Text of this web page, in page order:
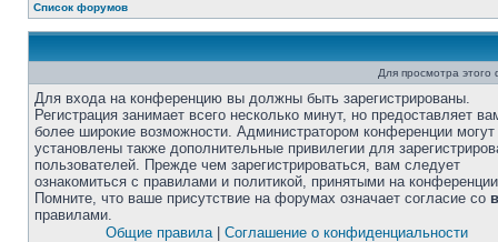
Список форумов
Для просмотра
Для входа на конференцию вы должны быть зарегистрированы.
Регистрация занимает всего несколько минут, но предоставляет
более широкие возможности. Администратором конференции
установлены также дополнительные привилегии для
пользователей. Прежде чем зарегистрироваться, вам следует
ознакомиться с правилами и политикой, принятыми на
Помните, что ваше присутствие на форумах означает согласие со
правилами.
Общие правила| Соглашение о конфиденциальности